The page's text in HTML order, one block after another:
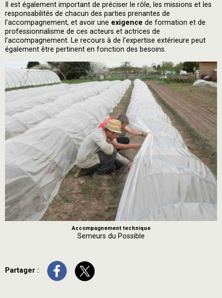
Il est également important de préciser le rôle, les missions et les
responsabilités de chacun des parties prenantes de
l’accompagnement, et avoir une exigence de formation et de
professionnalisme de ces acteurs et actrices de
l’accompagnement. Le recours à de l’expertise extérieure peut
également être pertinent en fonction des besoins.
Accompagnement technique
Semeurs du Possible
Partager :